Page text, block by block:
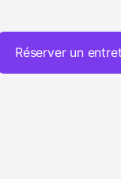
Réserver un